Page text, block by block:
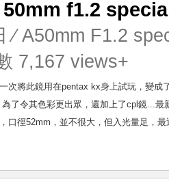
50mm f1.2
⁄A50mm F1.2
7,167 views+
次將此鏡用在pentax kx身上試玩，變成
為了令其色彩更出眾，還加上了cpl鏡...
口徑52mm，並不很大，但入光量足，